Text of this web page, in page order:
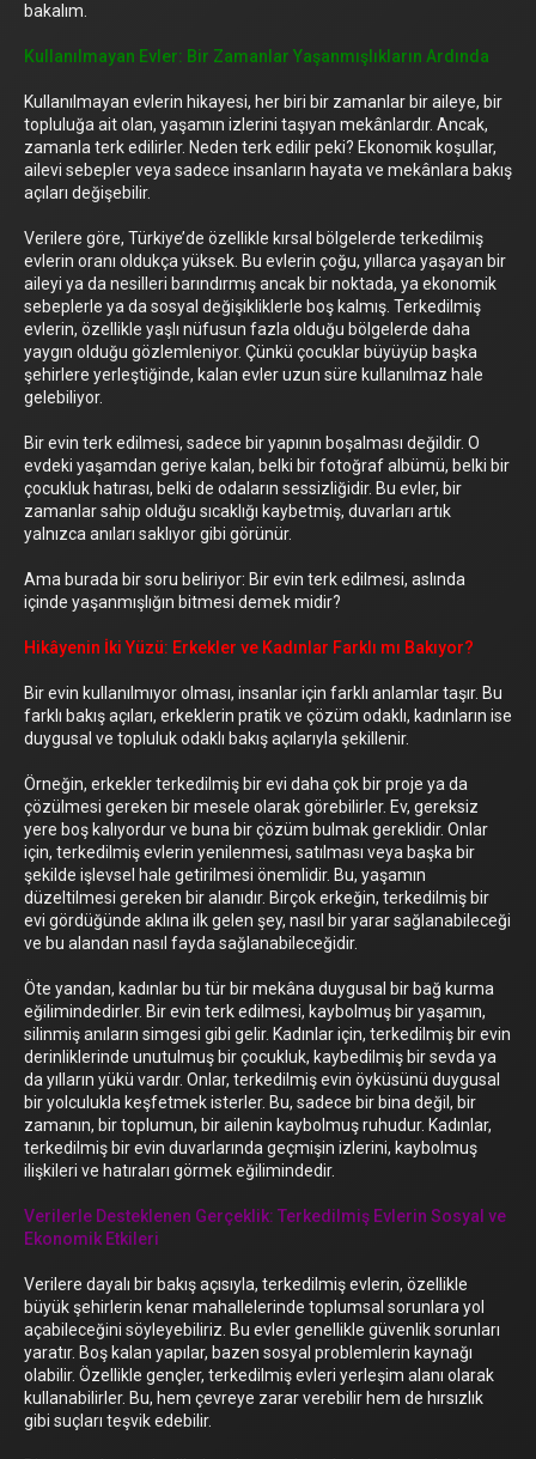
bakalım.
Kullanılmayan Evler: Bir Zamanlar Yaşanmışlıkların Ardında
Kullanılmayan evlerin hikayesi, her biri bir zamanlar bir aileye, bir
topluluğa ait olan, yaşamın izlerini taşıyan mekânlardır. Ancak,
zamanla terk edilirler. Neden terk edilir peki? Ekonomik koşullar,
ailevi sebepler veya sadece insanların hayata ve mekânlara bakış
açıları değişebilir.
Verilere göre, Türkiye’de özellikle kırsal bölgelerde terkedilmiş
evlerin oranı oldukça yüksek. Bu evlerin çoğu, yıllarca yaşayan bir
aileyi ya da nesilleri barındırmış ancak bir noktada, ya ekonomik
sebeplerle ya da sosyal değişikliklerle boş kalmış. Terkedilmiş
evlerin, özellikle yaşlı nüfusun fazla olduğu bölgelerde daha
yaygın olduğu gözlemleniyor. Çünkü çocuklar büyüyüp başka
şehirlere yerleştiğinde, kalan evler uzun süre kullanılmaz hale
gelebiliyor.
Bir evin terk edilmesi, sadece bir yapının boşalması değildir. O
evdeki yaşamdan geriye kalan, belki bir fotoğraf albümü, belki bir
çocukluk hatırası, belki de odaların sessizliğidir. Bu evler, bir
zamanlar sahip olduğu sıcaklığı kaybetmiş, duvarları artık
yalnızca anıları saklıyor gibi görünür.
Ama burada bir soru beliriyor: Bir evin terk edilmesi, aslında
içinde yaşanmışlığın bitmesi demek midir?
Hikâyenin İki Yüzü: Erkekler ve Kadınlar Farklı mı Bakıyor?
Bir evin kullanılmıyor olması, insanlar için farklı anlamlar taşır. Bu
farklı bakış açıları, erkeklerin pratik ve çözüm odaklı, kadınların ise
duygusal ve topluluk odaklı bakış açılarıyla şekillenir.
Örneğin, erkekler terkedilmiş bir evi daha çok bir proje ya da
çözülmesi gereken bir mesele olarak görebilirler. Ev, gereksiz
yere boş kalıyordur ve buna bir çözüm bulmak gereklidir. Onlar
için, terkedilmiş evlerin yenilenmesi, satılması veya başka bir
şekilde işlevsel hale getirilmesi önemlidir. Bu, yaşamın
düzeltilmesi gereken bir alanıdır. Birçok erkeğin, terkedilmiş bir
evi gördüğünde aklına ilk gelen şey, nasıl bir yarar sağlanabileceği
ve bu alandan nasıl fayda sağlanabileceğidir.
Öte yandan, kadınlar bu tür bir mekâna duygusal bir bağ kurma
eğilimindedirler. Bir evin terk edilmesi, kaybolmuş bir yaşamın,
silinmiş anıların simgesi gibi gelir. Kadınlar için, terkedilmiş bir evin
derinliklerinde unutulmuş bir çocukluk, kaybedilmiş bir sevda ya
da yılların yükü vardır. Onlar, terkedilmiş evin öyküsünü duygusal
bir yolculukla keşfetmek isterler. Bu, sadece bir bina değil, bir
zamanın, bir toplumun, bir ailenin kaybolmuş ruhudur. Kadınlar,
terkedilmiş bir evin duvarlarında geçmişin izlerini, kaybolmuş
ilişkileri ve hatıraları görmek eğilimindedir.
Verilerle Desteklenen Gerçeklik: Terkedilmiş Evlerin Sosyal ve
Ekonomik Etkileri
Verilere dayalı bir bakış açısıyla, terkedilmiş evlerin, özellikle
büyük şehirlerin kenar mahallelerinde toplumsal sorunlara yol
açabileceğini söyleyebiliriz. Bu evler genellikle güvenlik sorunları
yaratır. Boş kalan yapılar, bazen sosyal problemlerin kaynağı
olabilir. Özellikle gençler, terkedilmiş evleri yerleşim alanı olarak
kullanabilirler. Bu, hem çevreye zarar verebilir hem de hırsızlık
gibi suçları teşvik edebilir.